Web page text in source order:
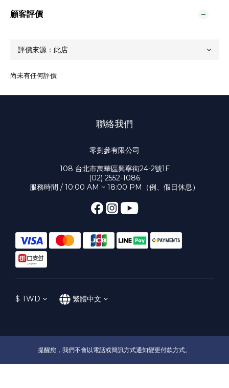
顧客評價
尚未有任何評價
聯絡我們
零捌參有限公司
108 台北市萬華區興寧街24-2號1F
(02) 2552-1086
服務時間 / 10:00 AM ~ 18:00 PM（例、假日休息）
$ TWD 繁體中文
提醒您，我們不會以電話或簡訊方式通知變更付款方式。